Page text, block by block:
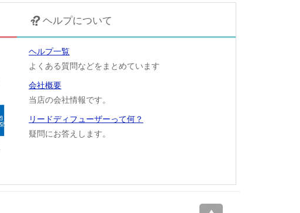
ヘルプについて
ヘルプ一覧
よくある質問などをまとめています
会社概要
当店の会社情報です。
リードディフューザーって何？
疑問にお答えします。